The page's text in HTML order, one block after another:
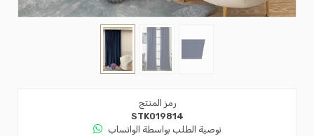
رمز المنتج
STK019814
توصية الطلب بواسطة الواتساب